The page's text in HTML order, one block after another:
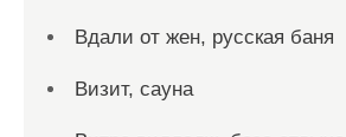
Вдали от жен, русская баня
Визит, сауна